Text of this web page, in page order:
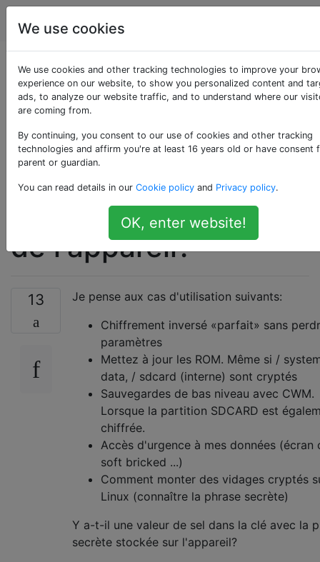
Android
Comment faire des
sauvegardes et des
mises à jour
correctement avec
un cryptage complet
de l'appareil?
13
Je pense aux cas d'utilisation suivants:
Chiffrement inversé «parfait» sans
paramètres
Mettez à jour les ROM. Même si /
data, / sdcard (interne) sont cryptés
Sauvegardes de bas niveau avec CWM.
Lorsque la partition SDCARD est
chiffrée.
Accès d'urgence à mes données (écran
soft bricked ...)
Comment monter des vidages cryptés
Linux (connaître la phrase secrète)
Y a-t-il une valeur de sel dans la clé avec la
secrète stockée sur l'appareil?
We use cookies
We use cookies and other tracking technologies to improve your
experience on our website, to show you personalized content and
ads, to analyze our website traffic, and to understand where our
are coming from.
By continuing, you consent to our use of cookies and other tracking
technologies and affirm you're at least 16 years old or have consent
parent or guardian.
You can read details in our Cookie policy and Privacy policy.
OK, enter website!